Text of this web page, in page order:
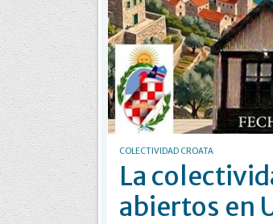
COLECTIVIDAD CROATA
La
abiertos en